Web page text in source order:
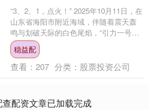
“3、2、1，点火！” 2025年10月11日，在
山东省海阳市附近海域，伴随着震天轰
鸣与划破天际的白色尾焰，“引力一号遥
二·海澜之家号”运载火箭成功发射，将3
颗....
稳益配
查看：207 分类： 股票投资公司
查配资文章已加载完成